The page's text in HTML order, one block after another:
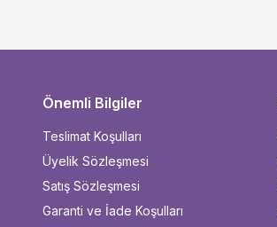
Önemli Bilgiler
Teslimat Koşulları
Üyelik Sözleşmesi
Satış Sözleşmesi
Garanti ve İade Koşulları